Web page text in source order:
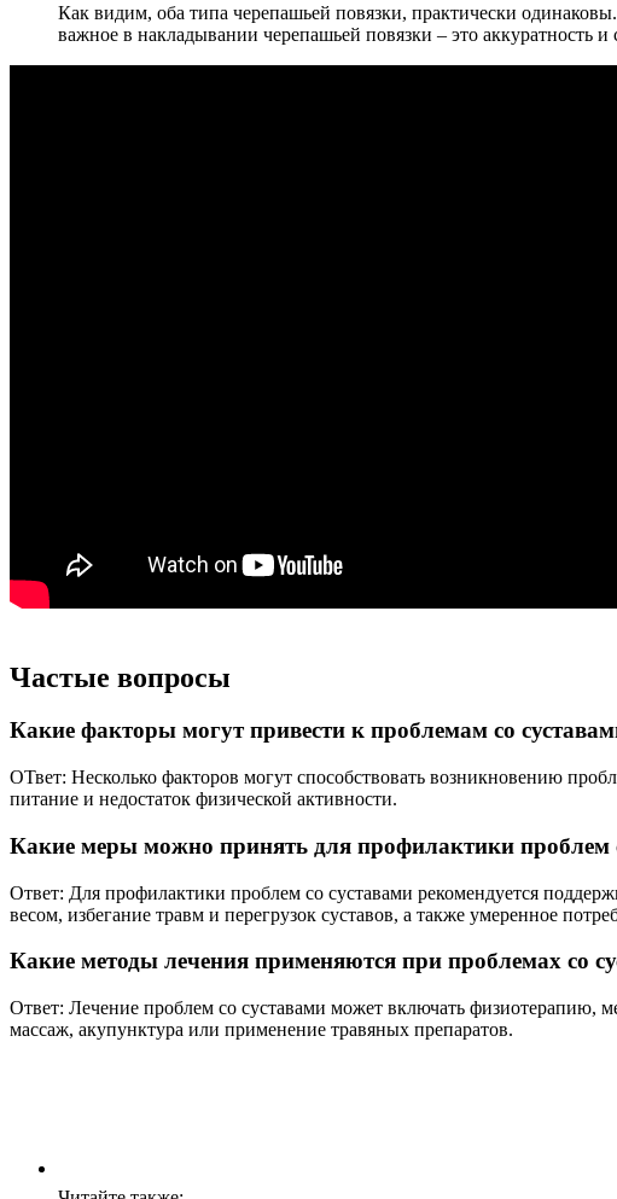
Как видим, оба типа черепашьей повязки, практически
важное в накладывании черепашьей повязки – это аккуратность
Частые вопросы
Какие факторы могут привести к проблемам со
ОТвет: Несколько факторов могут способствовать возникновению
питание и недостаток физической активности.
Какие меры можно принять для профилактики проблем
Ответ: Для профилактики проблем со суставами рекомендуется
весом, избегание травм и перегрузок суставов, а также умеренное
Какие методы лечения применяются при проблемах со
Ответ: Лечение проблем со суставами может включать физиотерапию,
массаж, акупунктура или применение травяных препаратов.